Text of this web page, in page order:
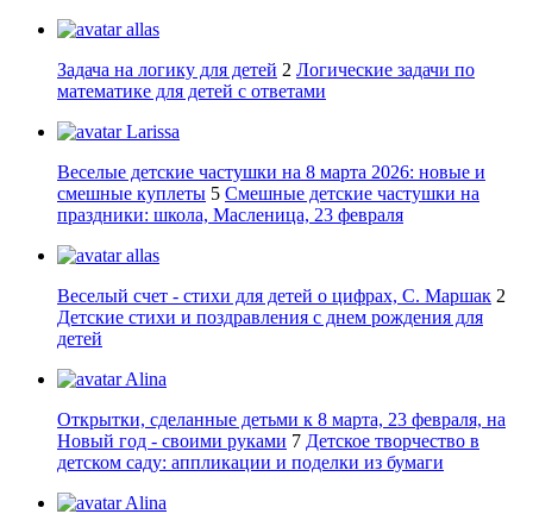
allas
Задача на логику для детей 2 Логические задачи по
математике для детей с ответами
Larissa
Веселые детские частушки на 8 марта 2026: новые и
смешные куплеты 5 Смешные детские частушки на
праздники: школа, Масленица, 23 февраля
allas
Веселый счет - стихи для детей о цифрах, С. Маршак 2
Детские стихи и поздравления с днем рождения для
детей
Alina
Открытки, сделанные детьми к 8 марта, 23 февраля, на
Новый год - своими руками 7 Детское творчество в
детском саду: аппликации и поделки из бумаги
Alina